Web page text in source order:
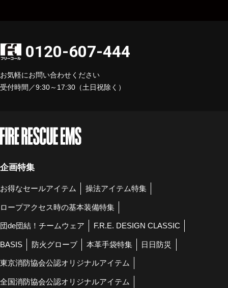
0120-607-444
お気軽にお問い合わせください
受付時間／9:30～17:30（土日祝除く）
企画特集
お得なセールアイテム 操法アイテム特集
ロープアクセス時の基本装備特集
団de団結！チームウェア F.R.E. DESIGN CLASSIC
BASIS 防火グローブ 本革手袋特集 日日防災
東京消防協会公認オリジナルアイテム
全国消防協会公認オリジナルアイテム